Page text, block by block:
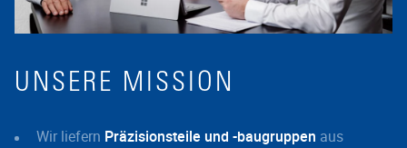
UNSERE MISSION
Wir liefern Präzisionsteile und -baugruppen aus